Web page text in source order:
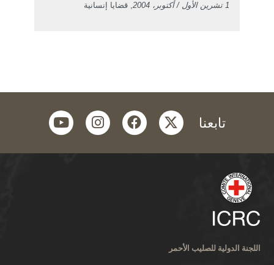
1 تشرين الأول / أكتوبر، 2004 , قضايا إنسانية
تابعنا twitter
facebook
instagram
youtube
اللجنة الدولية للصليب الأحمر